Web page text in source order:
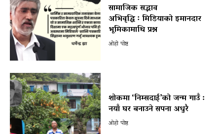
सामाजिक सद्भाव
अभिवृद्धि ः मिडियाको इमानदार
भूमिकामाथि प्रश्न
ओहो पोष्ट
शोकमा ‘निम्सदाई’को जन्म गाउँ :
नयाँ घर बनाउने सपना अधुरै
ओहो पोष्ट